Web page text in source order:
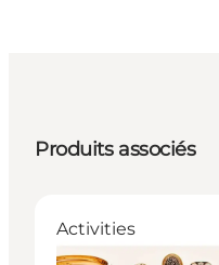
Produits associés
Activities